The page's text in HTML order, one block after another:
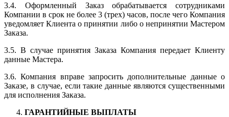
3.4. Оформленный Заказ обрабатывается сотрудниками
Компании в срок не более 3 (трех) часов, после чего Компания
уведомляет Клиента о принятии либо о непринятии Мастером
Заказа.
3.5. В случае принятия Заказа Компания передает Клиенту
данные Мастера.
3.6. Компания вправе запросить дополнительные данные о
Заказе, в случае, если такие данные являются существенными
для исполнения Заказа.
ГАРАНТИЙНЫЕ ВЫПЛАТЫ